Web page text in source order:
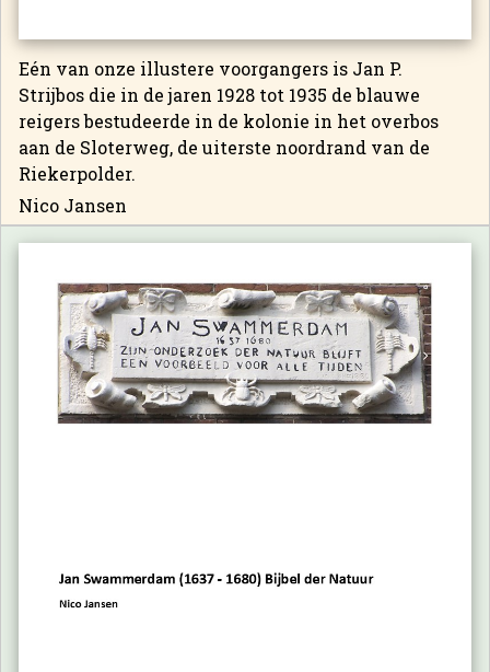
Eén van onze illustere voorgangers is Jan P.
Strijbos die in de jaren 1928 tot 1935 de blauwe
reigers bestudeerde in de kolonie in het overbos
aan de Sloterweg, de uiterste noordrand van de
Riekerpolder.
Nico Jansen